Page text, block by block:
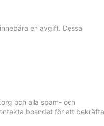
en avgift. Dessa
och alla spam- och
boendet för att bekräfta